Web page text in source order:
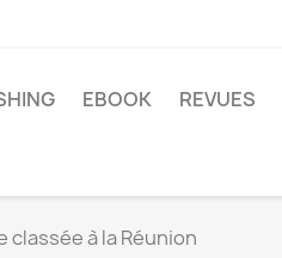
EBOOK REVUES
à la Réunion